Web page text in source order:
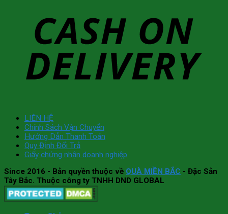
LIÊN HỆ
Chính Sách Vận Chuyển
Hướng Dẫn Thanh Toán
Quy Định Đổi Trả
Giấy chứng nhận doanh nghiệp
Since 2016 - Bản quyền thuộc về QUÀ MIỀN BẮC - Đặc Sản
Tây Bắc. Thuộc công ty TNHH DND GLOBAL